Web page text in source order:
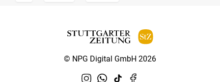
© NPG Digital GmbH 2026